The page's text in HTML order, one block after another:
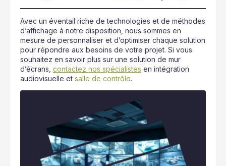
Avec un éventail riche de technologies et de méthodes
d’affichage à notre disposition, nous sommes en
mesure de personnaliser et d’optimiser chaque solution
pour répondre aux besoins de votre projet. Si vous
souhaitez en savoir plus sur une solution de mur
d’écrans, contactez nos spécialistes en intégration
audiovisuelle et salle de contrôle.